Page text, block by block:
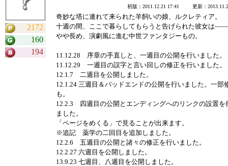
2172
160
194
初版：2011.12.21 17:41 更新：
奇妙な塔に連れて来られた羊飼いの娘、ルクレティア。
十週の間、ここで暮らしてもらうと告げられた彼女は――
やや長め、演劇風に進む中世ファンタジーもの。
11.12.28 序章の手直しと、一週目の公開を行いました。
11.12.29 一週目の誤字と言い回しの修正を行いました。
12.1.7 二週目を公開しました。
12.1.24 三週目＆バッドエンドの公開を行いました。一部
も。
12.2.3 四週目の公開とエンディングへのリンクの設置を
ました。
「ページをめくる」で見ることが出来ます。
※追記 薬学の二回目を追加しました。
12.2.6 五週目の公開と諸々の修正を行いました。
12.2.27 六週目を公開しました。
13.9.23 七週目、八週目を公開しました。